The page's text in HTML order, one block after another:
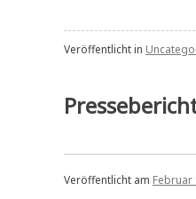
Veröffentlicht in
Veröffentlicht am Februar